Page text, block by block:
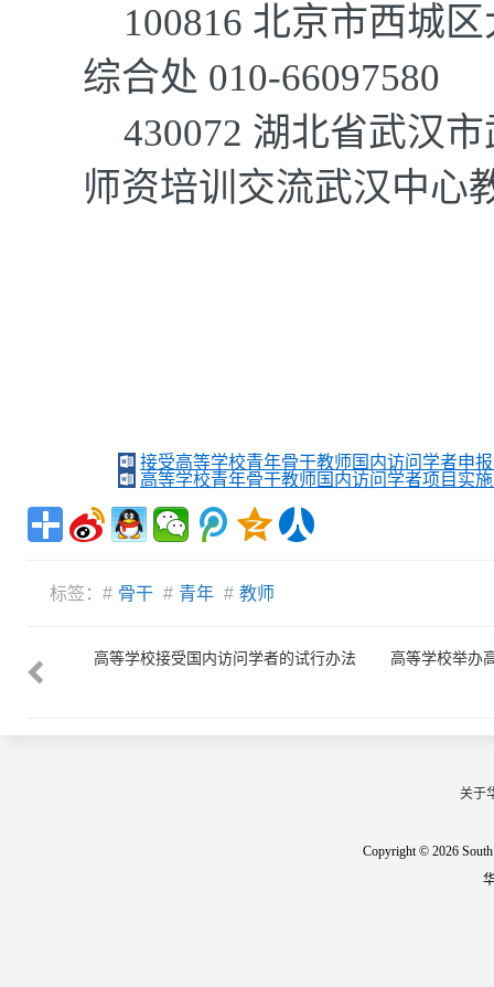
100816 北京市西城
综合处 010-66097580
430072 湖北省武汉
师资培训交流武汉中心
接受高等学校青年骨干教师国内访问学者申
高等学校青年骨干教师国内访问学者项目实
标签：# 骨干 # 青年 # 教师
高等学校接受国内访问学者的试行办法 高等学校举办
关于
Copyright © 2026